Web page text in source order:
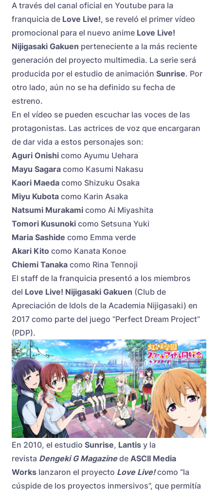
A través del canal oficial en Youtube para la
franquicia de Love Live!, se reveló el primer vídeo
promocional para el nuevo anime Love Live!
Nijigasaki Gakuen perteneciente a la más reciente
generación del proyecto multimedia. La serie será
producida por el estudio de animación Sunrise. Por
otro lado, aún no se ha definido su fecha de
estreno.
En el vídeo se pueden escuchar las voces de las
protagonistas. Las actrices de voz que encargaran
de dar vida a estos personajes son:
Aguri Onishi como Ayumu Uehara
Mayu Sagara como Kasumi Nakasu
Kaori Maeda como Shizuku Osaka
Miyu Kubota como Karin Asaka
Natsumi Murakami como Ai Miyashita
Tomori Kusunoki como Setsuna Yuki
Maria Sashide como Emma verde
Akari Kito como Kanata Konoe
Chiemi Tanaka como Rina Tennoji
El staff de la franquicia presentó a los miembros
del Love Live! Nijigasaki Gakuen (Club de
Apreciación de Idols de la Academia Nijigasaki) en
2017 como parte del juego “Perfect Dream Project”
(PDP).
En 2010, el estudio Sunrise, Lantis y la
revista Dengeki G Magazinede ASCII Media
Works lanzaron el proyecto Love Live!como “la
cúspide de los proyectos inmersivos”, que permitía